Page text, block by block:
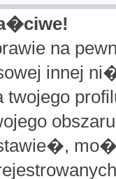
na
innej
twojego